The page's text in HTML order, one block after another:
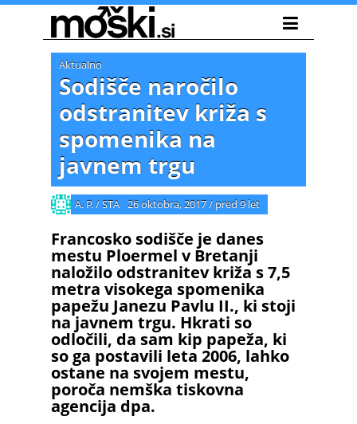
Aktualno
Sodišče naročilo
odstranitev križa s
spomenika na
javnem trgu
A. P. / STA 26 oktobra, 2017/ pred 9 let
Francosko sodišče je danes
mestu Ploermel v Bretanji
naložilo odstranitev križa s 7,5
metra visokega spomenika
papežu Janezu Pavlu II., ki stoji
na javnem trgu. Hkrati so
odločili, da sam kip papeža, ki
so ga postavili leta 2006, lahko
ostane na svojem mestu,
poroča nemška tiskovna
agencija dpa.